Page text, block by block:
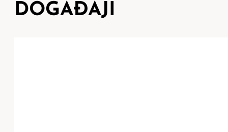
DOGAĐAJI